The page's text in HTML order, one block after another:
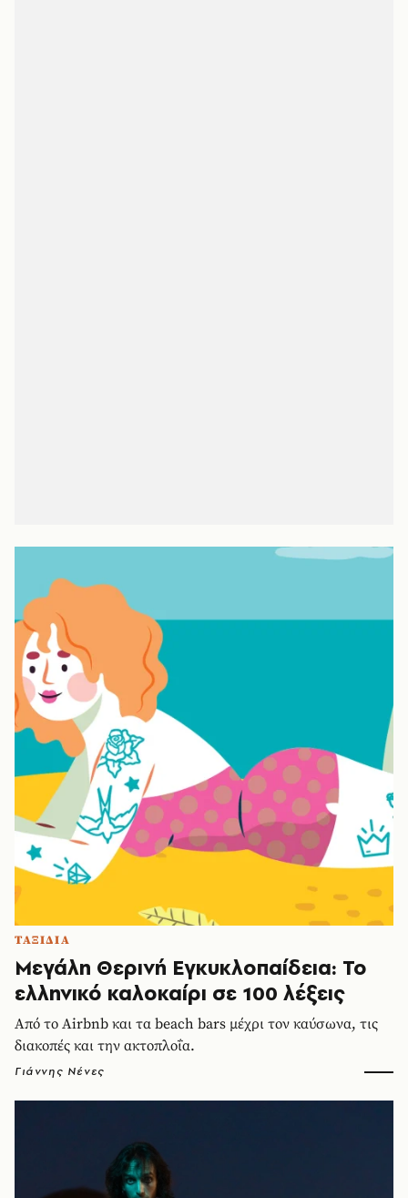
ΤΑΞΙΔΙΑ
Μεγάλη Θερινή Εγκυκλοπαίδεια: Το
ελληνικό καλοκαίρι σε 100 λέξεις
Από το Airbnb και τα beach bars μέχρι τον καύσωνα, τις
διακοπές και την ακτοπλοΐα.
Γιάννης Νένες